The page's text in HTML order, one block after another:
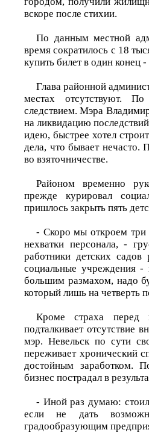
вскоре после стихии.
По данным местной
время сократилось с 18
купить билет в один конец
Глава районной
местах отсутствуют.
следствием. Мэра
на ликвидацию
идею, быстрее хотел
дела, что бывает нечасто.
во взяточничестве.
Районом временно
прежде курировал
пришлось закрыть пять
- Скоро мы откроем три
нехватки персонала, -
работники детских
социальные учреждения -
большим размахом, надо
который лишь на четверть
Кроме страха перед
подталкивает отсутствие
мэр. Невельск по сути
переживает хронический
достойным заработком.
бизнес пострадал в
- Иной раз думаю:
если не дать
градообразующим